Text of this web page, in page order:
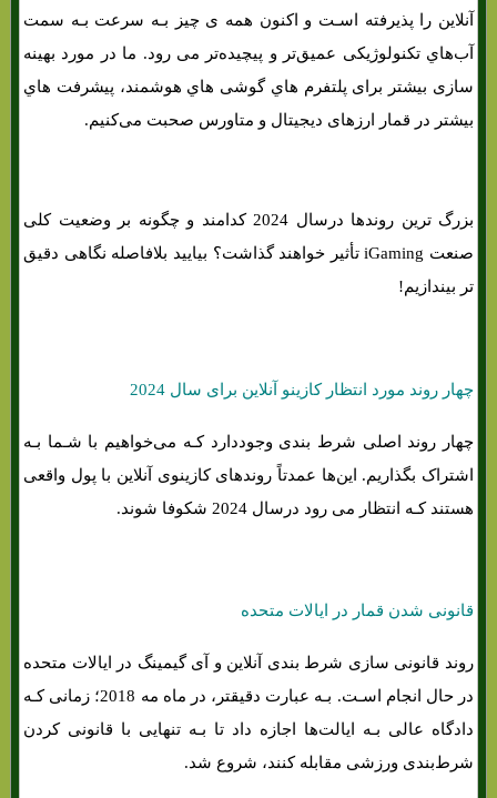
آنلاین را پذیرفته اسـت و اکنون همه ی چیز بـه سرعت بـه سمت
آب‌هاي‌ تکنولوژیکی عمیق‌تر و پیچیده‌تر می رود. ما در مورد بهینه
سازی بیشتر برای پلتفرم هاي‌ گوشی هاي‌ هوشمند، پیشرفت هاي‌
بیشتر در قمار ارزهای دیجیتال و متاورس صحبت می‌کنیم.
بزرگ ترین روندها درسال 2024 کدامند و چگونه بر وضعیت کلی
صنعت iGaming تأثیر خواهند گذاشت؟ بیایید بلافاصله نگاهی دقیق
تر بیندازیم!
چهار روند مورد انتظار کازینو آنلاین برای سال 2024
چهار روند اصلی شرط بندی وجوددارد کـه می‌خواهیم با شـما بـه
اشتراک بگذاریم. این‌ها عمدتاً روندهای کازینوی آنلاین با پول واقعی
هستند کـه انتظار می رود درسال 2024 شکوفا شوند.
قانونی شدن قمار در ایالات متحده
روند قانونی سازی شرط بندی آنلاین و آی گیمینگ در ایالات متحده
در حال انجام اسـت. بـه عبارت دقیقتر، در ماه مه 2018؛ زمانی کـه
دادگاه عالی بـه ایالت‌ها اجازه داد تا بـه تنهایی با قانونی کردن
شرط‌بندی ورزشی مقابله کنند، شروع شد.